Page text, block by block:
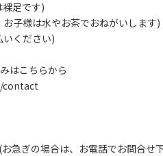
裸足です)
子様は水やお茶でおねがいします)
いください)
はこちらから
急ぎの場合は、お電話でお問合せ